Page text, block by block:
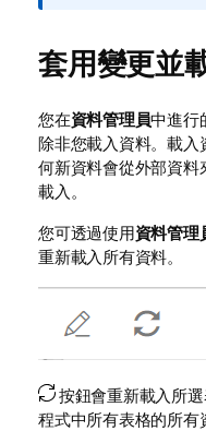
套用變更並
您在資料管理員中進行
除非您載入資料。載入
何新資料會從外部資料
載入。
您可透過使用資料管理
重新載入所有資料。
按鈕會重新載入所
程式中所有表格的所有